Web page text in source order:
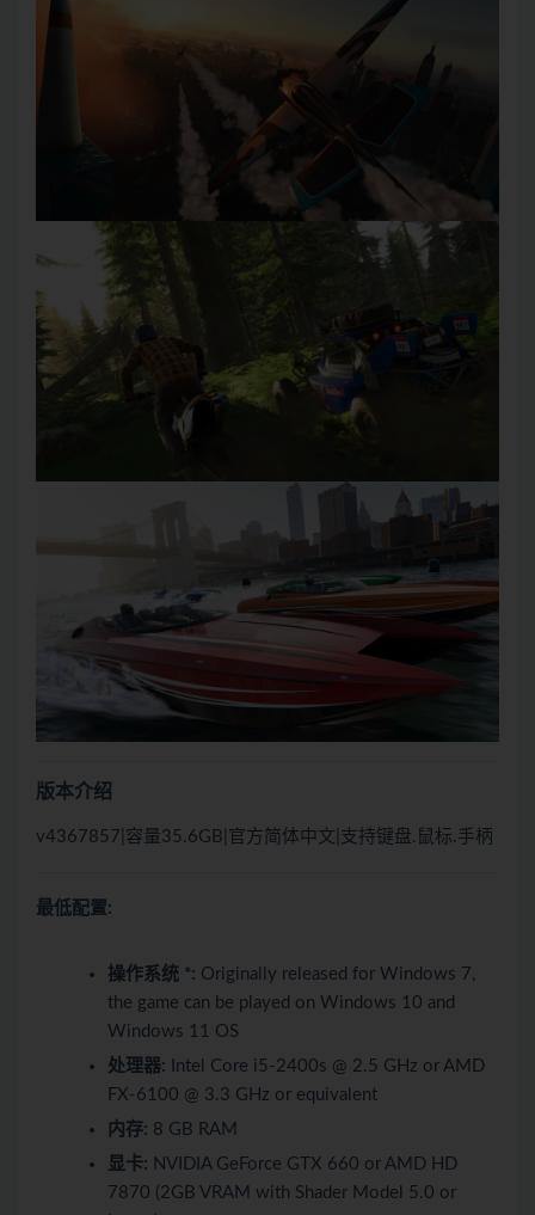
版本介绍
v4367857|容量35.6GB|官方简体中文|支持键盘.鼠标.手柄
最低配置:
操作系统 *: Originally released for Windows 7,
the game can be played on Windows 10 and
Windows 11 OS
处理器: Intel Core i5-2400s @ 2.5 GHz or AMD
FX-6100 @ 3.3 GHz or equivalent
内存: 8 GB RAM
显卡: NVIDIA GeForce GTX 660 or AMD HD
7870 (2GB VRAM with Shader Model 5.0 or